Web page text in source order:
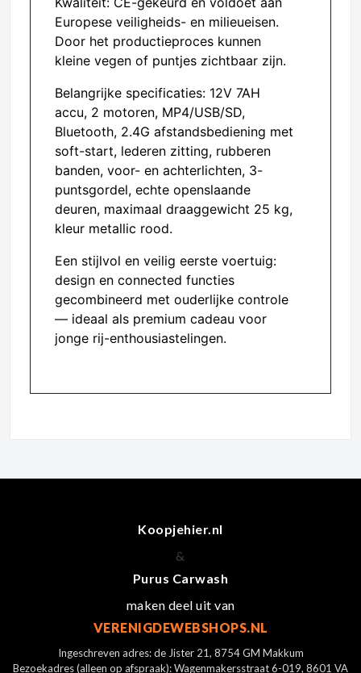
Europese veiligheids- en milieueisen.
Door het productieproces kunnen
kleine vegen of puntjes zichtbaar zijn.
Belangrijke specificaties: 12V 7AH
accu, 2 motoren, MP4/USB/SD,
Bluetooth, 2.4G afstandsbediening met
soft-start, lederen zitting, rubberen
banden, voor- en achterlichten, 3-
puntsgordel, echte openslaande
deuren, maximaal draaggewicht 25 kg,
kleur metallic rood.
Een stijlvol en veilig eerste voertuig:
design en connected functies
gecombineerd met ouderlijke controle
— ideaal als premium cadeau voor
jonge rij-enthousiastelingen.
Koopjehier.nl
&
Purus Carwash
maken deel uit van
VERENIGDEWEBSHOPS.NL
Ingeschreven adres: de Jister 21, 8754 GM Makkum
Bezoekadres (alleen op afspraak): Wagenmakersstraat 6-019, 8601 VA